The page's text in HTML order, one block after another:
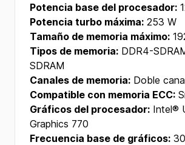
Potencia base del procesador:
Potencia turbo máxima: 253 W
Tamaño de memoria máximo:
Tipos de memoria: DDR4-
SDRAM
Canales de memoria: Doble
Compatible con memoria ECC:
Gráficos del procesador: Intel®
Graphics 770
Frecuencia base de gráficos: